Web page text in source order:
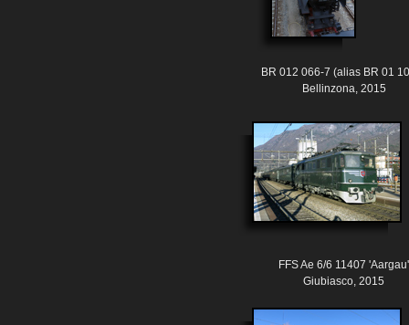
BR 012 066-7 (alias BR 01
Bellinzona, 2015
FFS Ae 6/6 11407 'Aargau'
Giubiasco, 2015